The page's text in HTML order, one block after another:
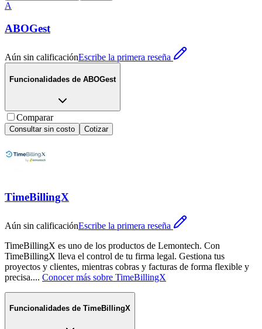
A
ABOGest
Aún sin calificaciónEscribe la primera reseña
Funcionalidades de ABOGest
Comparar
Consultar sin costo Cotizar
TimeBillingX
Aún sin calificaciónEscribe la primera reseña
TimeBillingX es uno de los productos de Lemontech. Con
TimeBillingX lleva el control de tu firma legal. Gestiona tus
proyectos y clientes, mientras cobras y facturas de forma flexible y
precisa.... Conocer más sobre TimeBillingX
Funcionalidades de TimeBillingX